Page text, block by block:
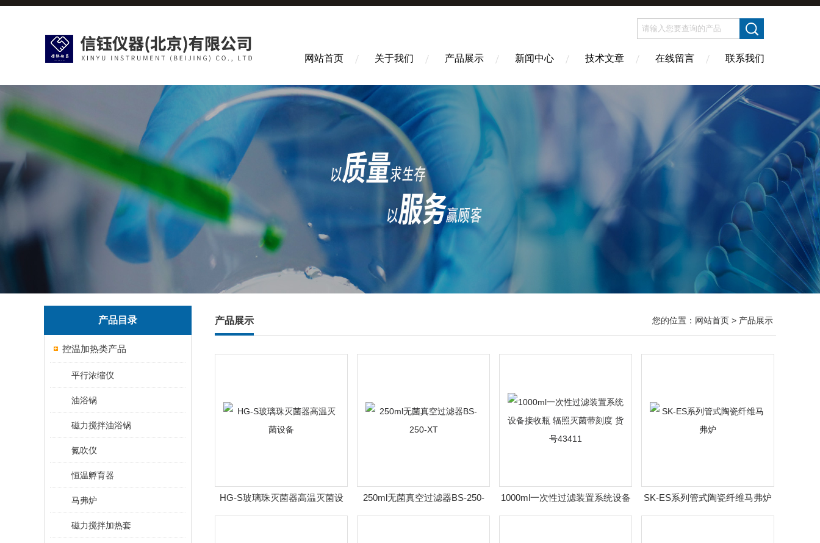
网站首页 关于我们 产品展示 新闻中心 技术文章 在线留言 联系我们
产品目录
控温加热类产品
平行浓缩仪
油浴锅
磁力搅拌油浴锅
氮吹仪
恒温孵育器
马弗炉
磁力搅拌加热套
产品展示 您的位置： 网站首页 > 产品展示
HG-S玻璃珠灭菌器高温灭菌设
备
250ml无菌真空过滤器BS-250-
XT
1000ml一次性过滤装置系统设备
接收瓶 辐照灭菌带刻度 货号
SK-ES系列管式陶瓷纤维马弗炉